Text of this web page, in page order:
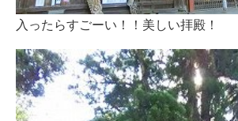
入ったらすごーい！！美しい拝殿！